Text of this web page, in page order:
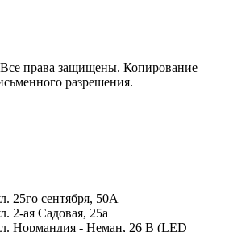
права защищены. Копирование
разрешения.
25го сентября, 50А
2-ая Садовая, 25а
Нормандия - Неман, 26 В (LED